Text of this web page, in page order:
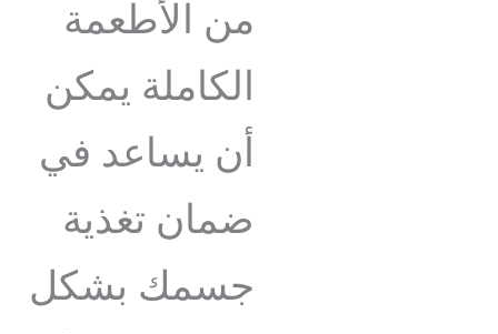
من الأطعمة
الكاملة يمكن
أن يساعد في
ضمان تغذية
جسمك بشكل